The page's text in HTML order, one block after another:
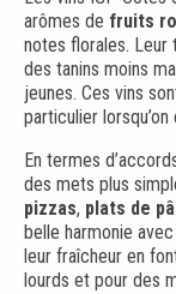
arômes de fruits
notes florales. Leur
des tanins moins
jeunes. Ces vins
particulier
En termes
des mets plus
pizzas, plats de
belle harmonie
leur fraîcheur en
lourds et pour des